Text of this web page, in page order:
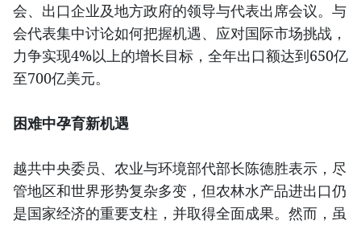
会、出口企业及地方政府的领导与代表出席会议。与
会代表集中讨论如何把握机遇、应对国际市场挑战，
力争实现4%以上的增长目标，全年出口额达到650亿
至700亿美元。
困难中孕育新机遇
越共中央委员、农业与环境部代部长陈德胜表示，尽
管地区和世界形势复杂多变，但农林水产品进出口仍
是国家经济的重要支柱，并取得全面成果。然而，虽